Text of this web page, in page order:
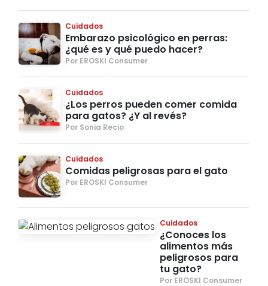
Cuidados
Embarazo psicológico en perras:
¿qué es y qué puedo hacer?
Por EROSKI Consumer
Cuidados
¿Los perros pueden comer comida
para gatos? ¿Y al revés?
Por Sonia Recio
Cuidados
Comidas peligrosas para el gato
Por EROSKI Consumer
Cuidados
¿Conoces los
alimentos más
peligrosos para
tu gato?
Por EROSKI Consumer